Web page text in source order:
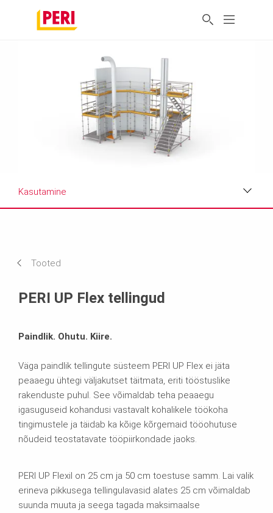
Kasutamine
Tooted
PERI UP Flex tellingud
Paindlik. Ohutu. Kiire.
Väga paindlik tellingute süsteem PERI UP Flex ei jäta
peaaegu ühtegi väljakutset täitmata, eriti tööstuslike
rakenduste puhul. See võimaldab teha peaaegu
igasuguseid kohandusi vastavalt kohalikele töökoha
tingimustele ja täidab ka kõige kõrgemaid tööohutuse
nõudeid teostatavate tööpiirkondade jaoks.
PERI UP Flexil on 25 cm ja 50 cm toestuse samm. Lai valik
erineva pikkusega tellingulavasid alates 25 cm võimaldab
suunda muuta ja seega tagada maksimaalse